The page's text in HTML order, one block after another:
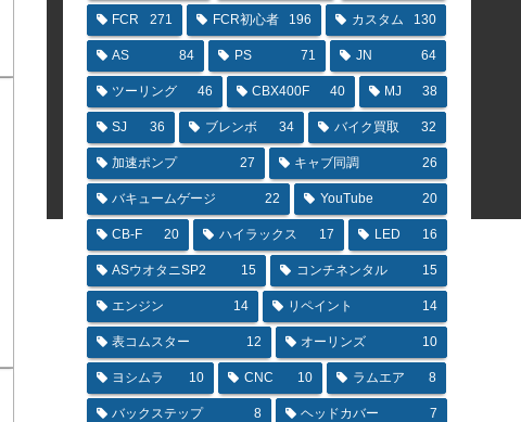
FCR 271 FCR初心者 196 カスタム 130
AS 84 PS 71 JN 64
ツーリング 46 CBX400F 40 MJ 38
SJ 36 ブレンボ 34 バイク買取 32
加速ポンプ 27 キャブ同調 26
バキュームゲージ 22 YouTube 20
CB-F 20 ハイラックス 17 LED 16
ASウオタニSP2 15 コンチネンタル 15
エンジン 14 リペイント 14
表コムスター 12 オーリンズ 10
ヨシムラ 10 CNC 10 ラムエア 8
バックステップ 8 ヘッドカバー 7